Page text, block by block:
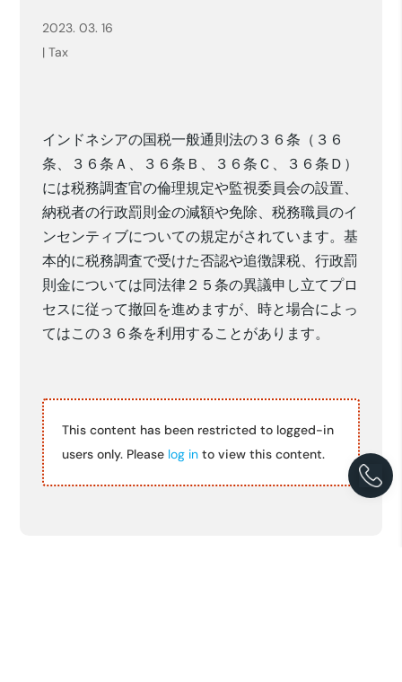
2023. 03. 16
|Tax
インドネシアの国税一般通則法の３６条 （３６
条、３６条Ａ、３６条 Ｂ 、 ３６条Ｃ 、３６条Ｄ ）
には税務調査官の倫理規定や監視委員会の設置、
納税者の行政罰則金の減額や免除、税務職員のイ
ンセンティブについての規定がされています。基
本的に税務調査で受けた否認や追徴課税、行政罰
則金については同法律２５条の異議申し立てプロ
セスに従って撤回を進めますが、時と場合によっ
てはこの３６条を利用することがあります。
This content has been restricted to logged-in
users only. Please log in to view this content.